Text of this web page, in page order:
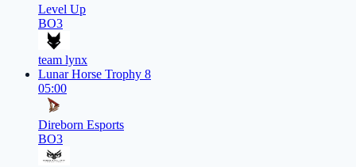
Level Up
BO3
team lynx
Lunar Horse Trophy 8
05:00
Direborn Esports
BO3